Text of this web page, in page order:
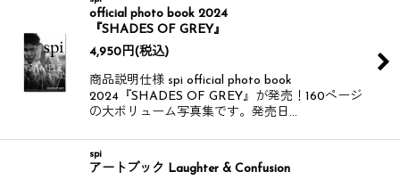
絞り込む
official photo book 2024
『SHADES OF GREY』
4,950 円(税込)
商品説明仕様 spi official photo book
2024『SHADES OF GREY』が発売！​​ ​​ 160ページ
の大ボリューム写真集です。​​ 発売日…
spi
アートブック Laughter & Confusion